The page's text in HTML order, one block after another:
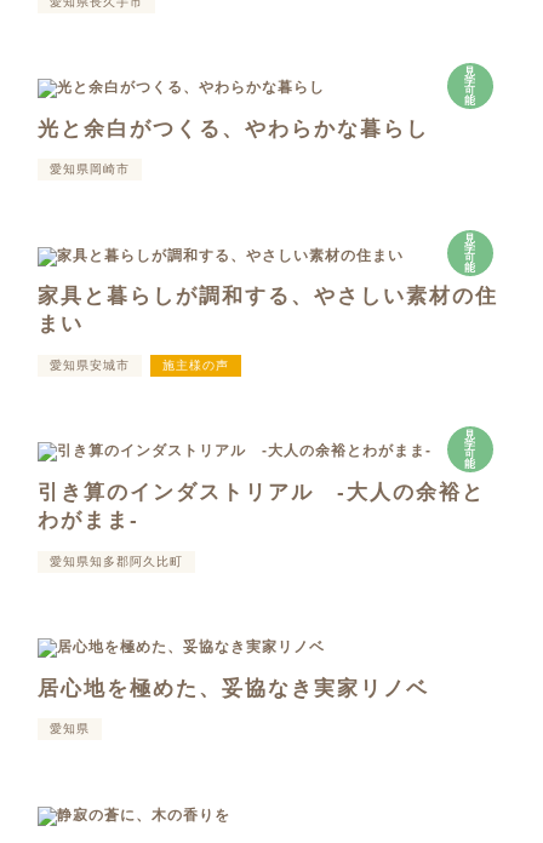
見
学
可
能
光と余白がつくる、やわらかな暮らし
愛知県岡崎市
見
学
可
能
家具と暮らしが調和する、やさしい素材の住
まい
愛知県安城市 施主様の声
見
学
可
能
引き算のインダストリアル -大人の余裕と
わがまま-
愛知県知多郡阿久比町
居心地を極めた、妥協なき実家リノベ
愛知県